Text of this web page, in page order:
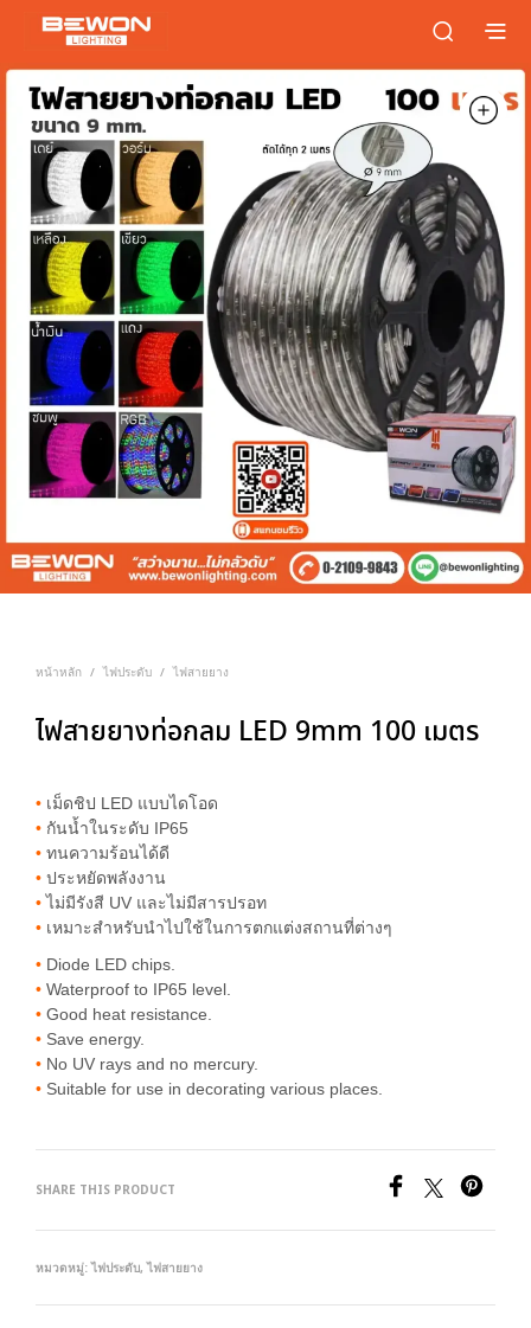
หน้าหลัก / ไฟประดับ / ไฟสายยาง
ไฟสายยางท่อกลม LED 9mm 100 เมตร
• เม็ดชิป LED แบบไดโอด
• กันน้ำในระดับ IP65
• ทนความร้อนได้ดี
• ประหยัดพลังงาน
•ไม่มีรังสี UV และไม่มีสารปรอท
• เหมาะสำหรับนำไปใช้ในการตกแต่งสถานที่ต่างๆ
• Diode LED chips.
• Waterproof to IP65 level.
• Good heat resistance.
• Save energy.
• No UV rays and no mercury.
• Suitable for use in decorating various places.
SHARE THIS PRODUCT
หมวดหมู่:ไฟประดับ,ไฟสายยาง